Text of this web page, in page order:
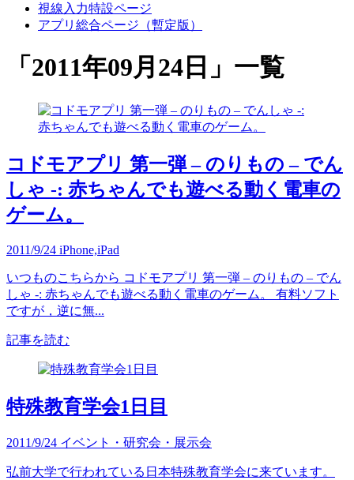
視線入力特設ページ
アプリ総合ページ（暫定版）
「 2011年09月24日 」 一覧
コドモアプリ 第一弾 – のりもの – でん
しゃ -: 赤ちゃんでも遊べる動く電車の
ゲーム。
2011/9/24 iPhone,iPad
いつものこちらから コドモアプリ 第一弾 – のりもの – でん
しゃ -: 赤ちゃんでも遊べる動く電車のゲーム。 有料ソフト
ですが，逆に無...
記事を読む
特殊教育学会1日目
2011/9/24 イベント・研究会・展示会
弘前大学で行われている日本特殊教育学会に来ています。